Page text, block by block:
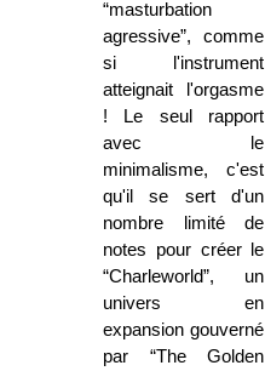
“masturbation
agressive”, comme
si l'instrument
atteignait l'orgasme
! Le seul rapport
avec le
minimalisme, c'est
qu'il se sert d'un
nombre limité de
notes pour créer le
“Charleworld”, un
univers en
expansion gouverné
par “The Golden